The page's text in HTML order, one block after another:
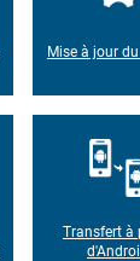
Mise à jour
Transfert à